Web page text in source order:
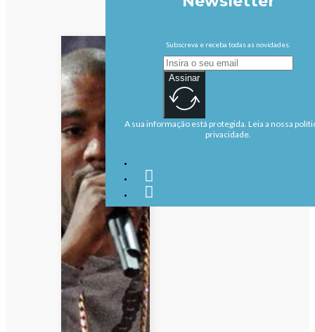
Subscreva e receba todas as novidades.
Assinar
A sua informação está protegida. Leia a nossa
privacidade.